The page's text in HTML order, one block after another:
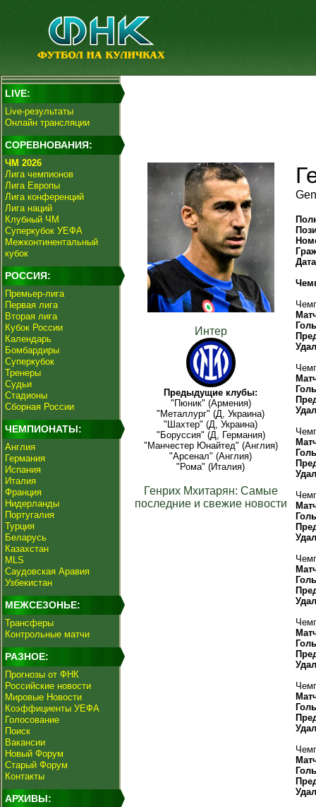
LIVE:
Live-результаты
Онлайн трансляции
СОРЕВНОВАНИЯ:
ЧМ 2026
Лига чемпионов
Лига Европы
Лига конференций
Лига наций
Клубный ЧМ
Суперкубок УЕФА
Межконтинентальный
кубок
РОССИЯ:
Премьер-лига
Первая лига
Вторая лига
Кубок России
Календарь
Бомбардиры
Суперкубок
Тренеры
Судьи
Стадионы
Сборная России
ЧЕМПИОНАТЫ:
Англия
Германия
Испания
Италия
Франция
Нидерланды
Португалия
Турция
Беларусь
Казахстан
MLS
Саудовская Аравия
Узбекистан
МЕЖСЕЗОНЬЕ:
Трансферы
Контрольные матчи
РАЗНОЕ:
Прогнозы от ФНК
Российские новости
Мировые Новости
Коэффициенты УЕФА
Голосование
Поиск
Вакансии
Новый Форум
Старый Форум
Контакты
АРХИВЫ:
Интер
Предыдущие клубы:
"Пюник" (Армения)
"Металлург" (Д, Украина)
"Шахтер" (Д, Украина)
"Боруссия" (Д, Германия)
"Манчестер Юнайтед" (Англия)
"Арсенал" (Англия)
"Рома" (Италия)
Генрих Мхитарян: Самые
последние и свежие новости